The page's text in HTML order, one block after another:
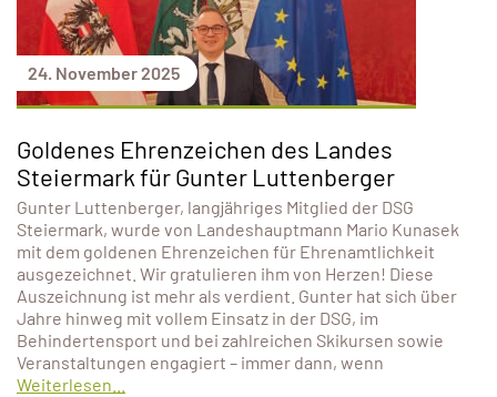
24. November 2025
Goldenes Ehrenzeichen des Landes
Steiermark für Gunter Luttenberger
Gunter Luttenberger, langjähriges Mitglied der DSG
Steiermark, wurde von Landeshauptmann Mario Kunasek
mit dem goldenen Ehrenzeichen für Ehrenamtlichkeit
ausgezeichnet. Wir gratulieren ihm von Herzen! Diese
Auszeichnung ist mehr als verdient. Gunter hat sich über
Jahre hinweg mit vollem Einsatz in der DSG, im
Behindertensport und bei zahlreichen Skikursen sowie
Veranstaltungen engagiert – immer dann, wenn
Weiterlesen...